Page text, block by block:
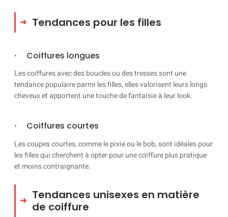
Tendances pour les filles
Coiffures longues
Les coiffures avec des boucles ou des tresses sont une
tendance populaire parmi les filles, elles valorisent leurs longs
cheveux et apportent une touche de fantaisie à leur look.
Coiffures courtes
Les coupes courtes, comme le pixie ou le bob, sont idéales pour
les filles qui cherchent à opter pour une coiffure plus pratique
et moins contraignante.
Tendances unisexes en matière
de coiffure